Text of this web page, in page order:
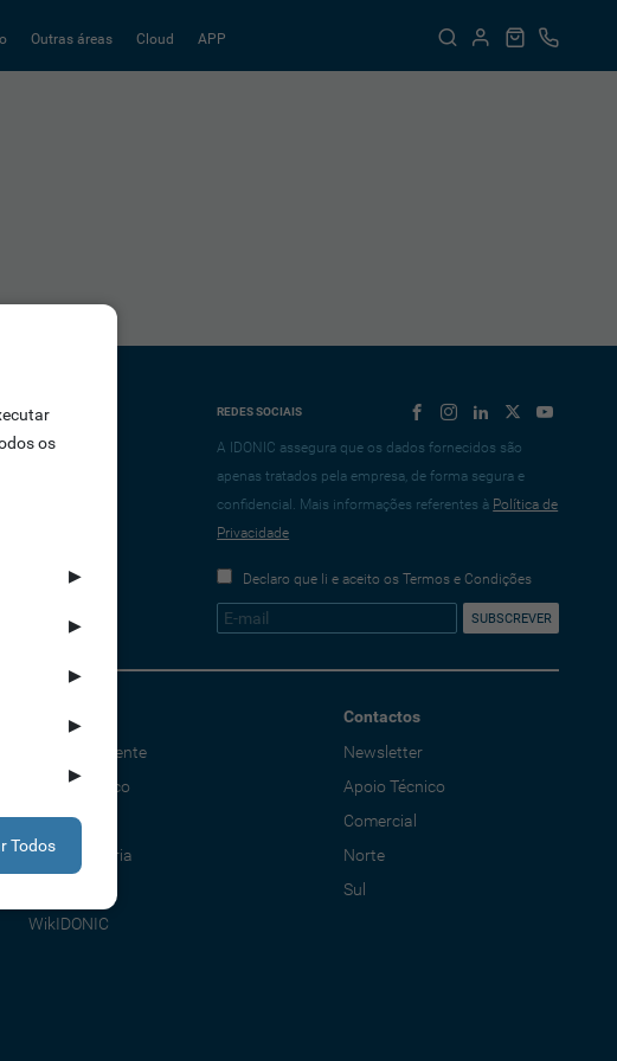
Outras áreas Cloud APP
REDES SOCIAIS
A IDONIC assegura que os dados fornecidos são
apenas tratados pela empresa, de forma segura e
confidencial. Mais informações referentes à Política de
Privacidade
Declaro que li e aceito os Termos e Condições
Ajuda
Apoio ao Cliente
Apoio Técnico
Comercial
Consultadoria
WikIDONIC
Contactos
Newsletter
Apoio Técnico
Comercial
Norte
Sul
os
▶
▶
▶
▶
▶
Todos